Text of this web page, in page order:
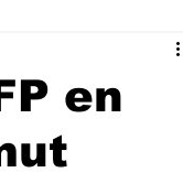
en